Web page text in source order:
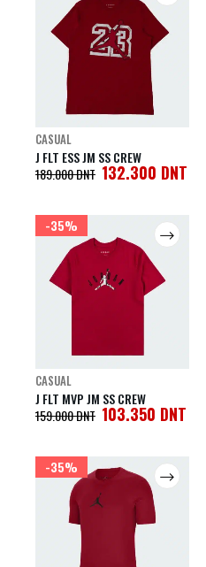
CASUAL
J FLT ESS JM SS CREW
189.000DNT 132.300 DNT
-35%
CASUAL
J FLT MVP JM SS CREW
159.000DNT 103.350 DNT
-35%